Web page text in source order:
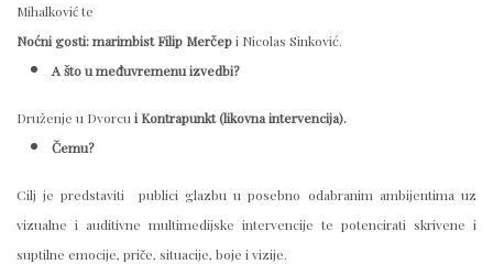
Mihalković te
Noćni gosti: marimbist Filip Merčepi Nicolas Sinković.
A što u međuvremenu izvedbi?
Druženje u Dvorcu i Kontrapunkt (likovna intervencija).
Čemu?
Cilj je predstaviti publici glazbu u posebno odabranim ambijentima uz
vizualne i auditivne multimedijske intervencije te potencirati skrivene i
suptilne emocije, priče, situacije, boje i vizije.